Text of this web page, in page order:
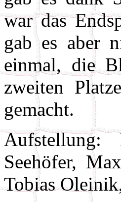
war das
gab es aber
einmal, die
zweiten
gemacht.
Aufstellung:
Seehöfer,
Tobias